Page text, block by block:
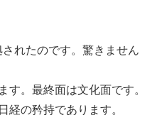
れたのです。驚きません
す。最終面は文化面です。
経の矜持であります。